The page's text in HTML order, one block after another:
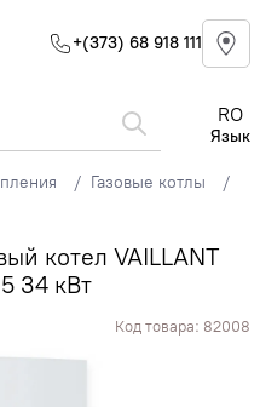
+(373) 68 918 111
RO
Язык
Газовые котлы
котел VAILLANT
34 кВт
Код товара: 82008